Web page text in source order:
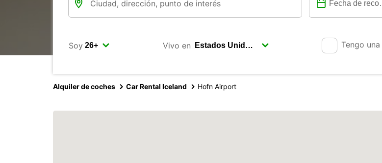
Soy Vivo en Tengo una
Alquiler de coches Car Rental Iceland Hofn Airport